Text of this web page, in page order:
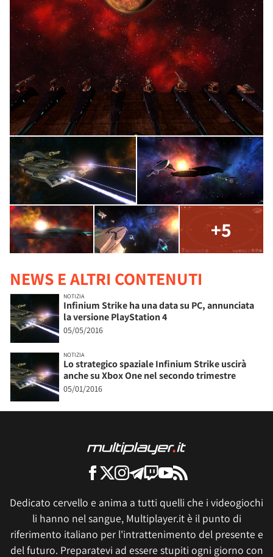
+5
NEWS E ALTRI CONTENUTI
NOTIZIA
Infinium Strike ha una data su PC, annunciata
la versione PlayStation 4
05/05/2016
NOTIZIA
Lo strategico spaziale Infinium Strike uscirà
anche su Xbox One nel secondo trimestre
05/01/2016
Dedicato cervello e anima a tutti quelli che i videogiochi
li hanno nel sangue, Multiplayer.it è il punto di
riferimento italiano per l'intrattenimento del presente e
del futuro. Preparatevi ad essere stupiti ogni giorno con